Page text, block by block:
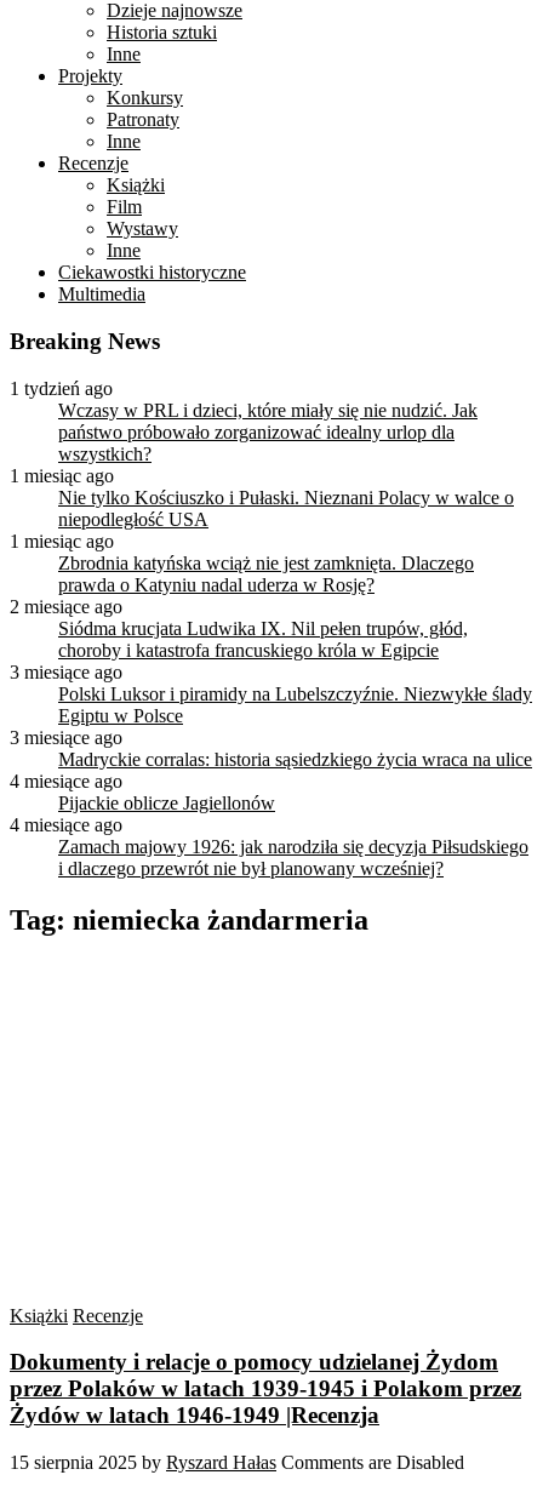
Dzieje najnowsze
Historia sztuki
Inne
Projekty
Konkursy
Patronaty
Inne
Recenzje
Książki
Film
Wystawy
Inne
Ciekawostki historyczne
Multimedia
Breaking News
1 tydzień ago
Wczasy w PRL i dzieci, które miały się nie nudzić. Jak
państwo próbowało zorganizować idealny urlop dla
wszystkich?
1 miesiąc ago
Nie tylko Kościuszko i Pułaski. Nieznani Polacy w walce o
niepodległość USA
1 miesiąc ago
Zbrodnia katyńska wciąż nie jest zamknięta. Dlaczego
prawda o Katyniu nadal uderza w Rosję?
2 miesiące ago
Siódma krucjata Ludwika IX. Nil pełen trupów, głód,
choroby i katastrofa francuskiego króla w Egipcie
3 miesiące ago
Polski Luksor i piramidy na Lubelszczyźnie. Niezwykłe ślady
Egiptu w Polsce
3 miesiące ago
Madryckie corralas: historia sąsiedzkiego życia wraca na ulice
4 miesiące ago
Pijackie oblicze Jagiellonów
4 miesiące ago
Zamach majowy 1926: jak narodziła się decyzja Piłsudskiego
i dlaczego przewrót nie był planowany wcześniej?
Tag: niemiecka żandarmeria
Książki Recenzje
Dokumenty i relacje o pomocy udzielanej Żydom
przez Polaków w latach 1939-1945 i Polakom przez
Żydów w latach 1946-1949 |Recenzja
15 sierpnia 2025 by Ryszard Hałas Comments are Disabled